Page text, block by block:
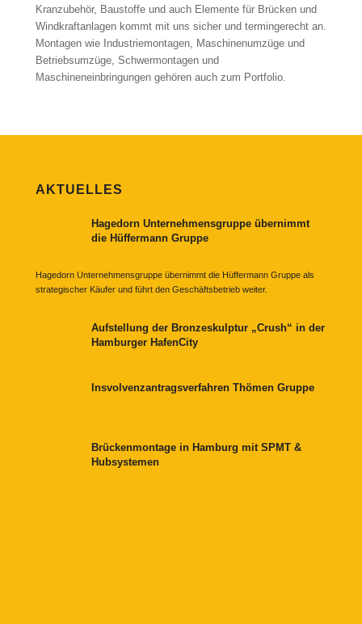
Kranzubehör, Baustoffe und auch Elemente für Brücken und
Windkraftanlagen kommt mit uns sicher und termingerecht an.
Montagen wie Industriemontagen, Maschinenumzüge und
Betriebsumzüge, Schwermontagen und
Maschineneinbringungen gehören auch zum Portfolio.
AKTUELLES
Hagedorn Unternehmensgruppe übernimmt
die Hüffermann Gruppe
Hagedorn Unternehmensgruppe übernimmt die Hüffermann Gruppe als
strategischer Käufer und führt den Geschäftsbetrieb weiter.
Aufstellung der Bronzeskulptur „Crush“ in der
Hamburger HafenCity
Insvolvenzantragsverfahren Thömen Gruppe
Brückenmontage in Hamburg mit SPMT &
Hubsystemen